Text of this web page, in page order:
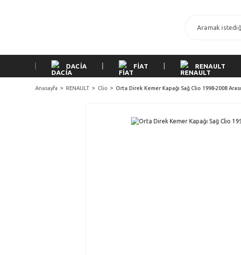
DACİA FİAT RENAULT
Anasayfa RENAULT Clio Orta Direk Kemer Kapağı Sağ Clio 1998-2008 Arası